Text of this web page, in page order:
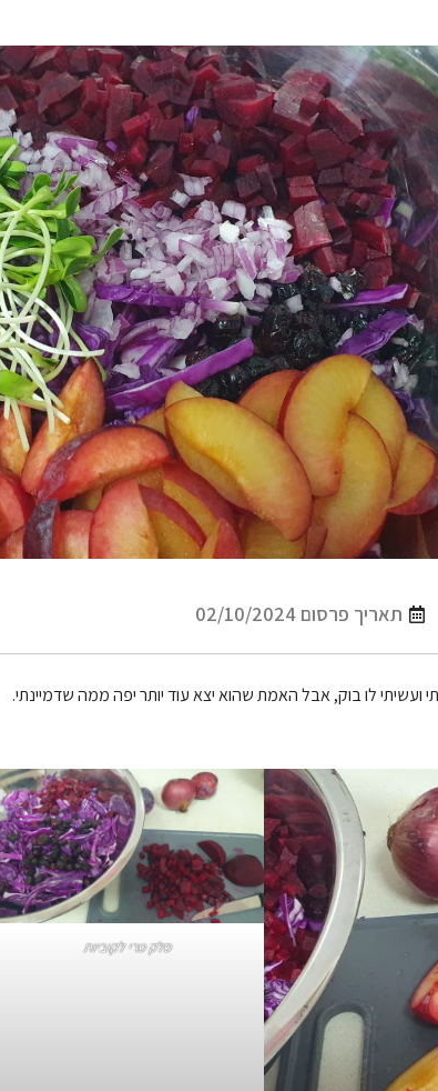
תאריך פרסום 02/10/2024
ועשיתי לו בוק, אבל האמת שהוא יצא עוד יותר יפה ממה שדמיינתי.
סלק טרי לקוביות